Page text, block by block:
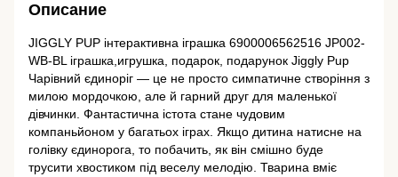
Описание
JIGGLY PUP інтерактивна іграшка 6900006562516 JP002-
WB-BL іграшка,игрушка, подарок, подарунок Jiggly Pup
Чарівний єдиноріг — це не просто симпатичне створіння з
милою мордочкою, але й гарний друг для маленької
дівчинки. Фантастична істота стане чудовим
компаньйоном у багатьох іграх. Якщо дитина натисне на
голівку єдинорога, то побачить, як він смішно буде
трусити хвостиком під веселу мелодію. Тварина вміє